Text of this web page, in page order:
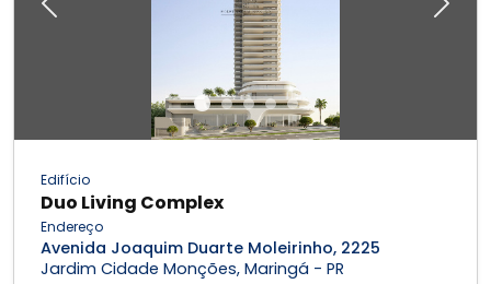
Previous Next
Edifício
Duo Living Complex
Endereço
Avenida Joaquim Duarte Moleirinho, 2225
Jardim Cidade Monções, Maringá - PR